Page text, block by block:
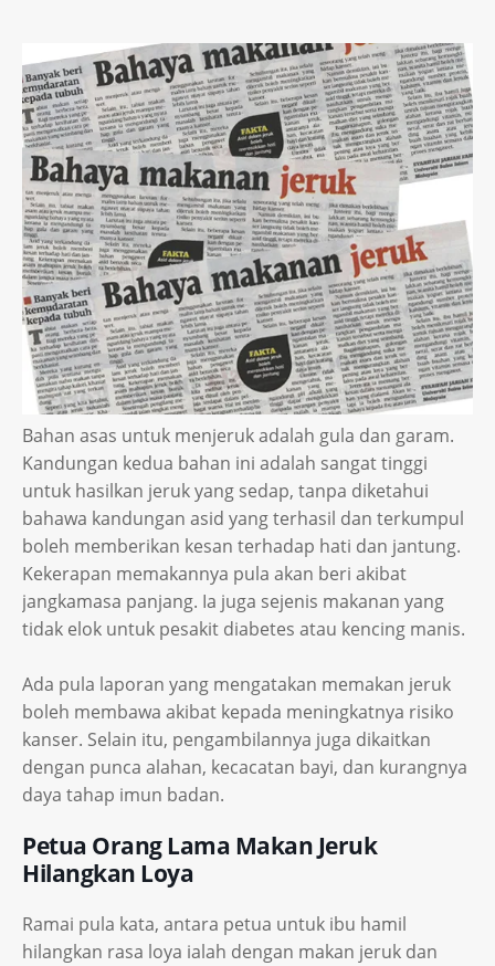
Bahan asas untuk menjeruk adalah gula dan garam.
Kandungan kedua bahan ini adalah sangat tinggi
untuk hasilkan jeruk yang sedap, tanpa diketahui
bahawa kandungan asid yang terhasil dan terkumpul
boleh memberikan kesan terhadap hati dan jantung.
Kekerapan memakannya pula akan beri akibat
jangkamasa panjang. Ia juga sejenis makanan yang
tidak elok untuk pesakit diabetes atau kencing manis.
Ada pula laporan yang mengatakan memakan jeruk
boleh membawa akibat kepada meningkatnya risiko
kanser. Selain itu, pengambilannya juga dikaitkan
dengan punca alahan, kecacatan bayi, dan kurangnya
daya tahap imun badan.
Petua Orang Lama Makan Jeruk
Hilangkan Loya
Ramai pula kata, antara petua untuk ibu hamil
hilangkan rasa loya ialah dengan makan jeruk dan